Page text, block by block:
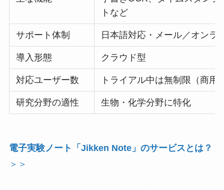
トなど
サポート体制 日本語対応・メール／オンラ
導入形態 クラウド型
対応ユーザー数 トライアル中は無制限（商用
研究分野の適性 生物・化学分野に特化
電子実験ノート「Jikken Note」のサービスとは？
＞＞